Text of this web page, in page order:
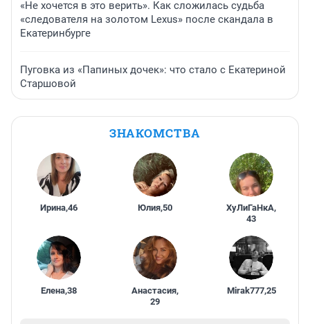
«Не хочется в это верить». Как сложилась судьба
«следователя на золотом Lexus» после скандала в
Екатеринбурге
Пуговка из «Папиных дочек»: что стало с Екатериной
Старшовой
ЗНАКОМСТВА
Ирина,46 Юлия,50 ХуЛиГаНкА,
43
Елена,38 Анастасия,
29
Mirak777,25